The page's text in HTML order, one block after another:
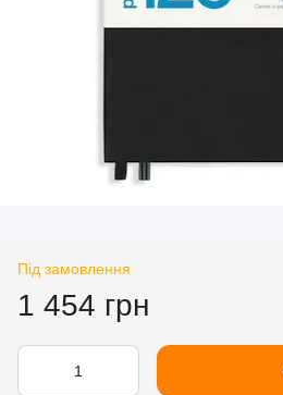
Під замовлення
1 454 грн